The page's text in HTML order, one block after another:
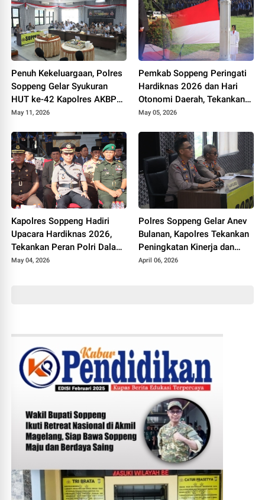
Penuh Kekeluargaan, Polres
Soppeng Gelar Syukuran
HUT ke-42 Kapolres AKBP
Aditya Pradana
May 11, 2026
Pemkab Soppeng Peringati
Hardiknas 2026 dan Hari
Otonomi Daerah, Tekankan
Kolaborasi dan Peningkatan
May 05, 2026
Kapolres Soppeng Hadiri
Upacara Hardiknas 2026,
Tekankan Peran Polri Dalam
Dukungan Pendidikan
May 04, 2026
Polres Soppeng Gelar Anev
Bulanan, Kapolres Tekankan
Peningkatan Kinerja dan
Pelayanan
April 06, 2026